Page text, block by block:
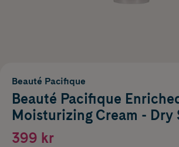
Beauté Pacifique
Beauté Pacifique
Moisturizing Cream - Dry
399 kr